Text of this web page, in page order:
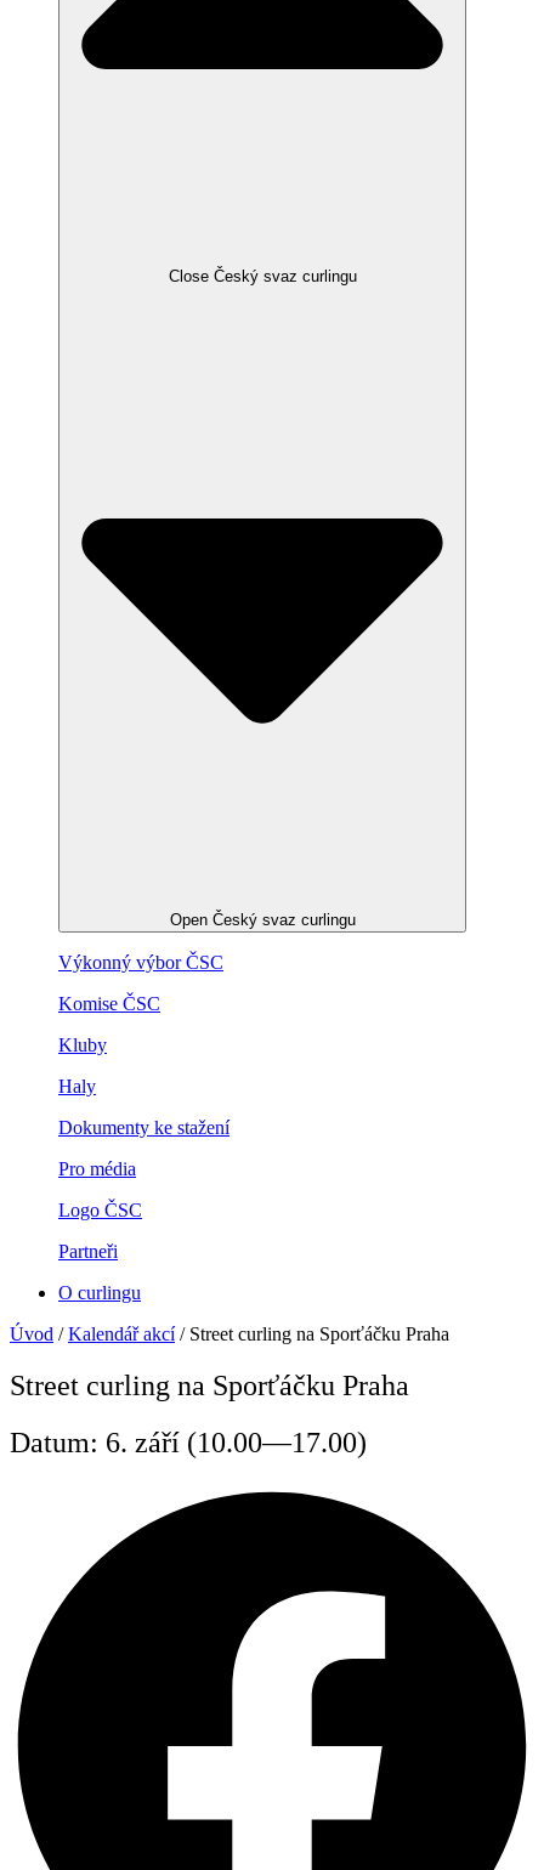
Close Český svaz curlingu
Open Český svaz curlingu
Výkonný výbor ČSC
Komise ČSC
Kluby
Haly
Dokumenty ke stažení
Pro média
Logo ČSC
Partneři
O curlingu
Úvod /Kalendář akcí/ Street curling na Sporťáčku Praha
Street curling na Sporťáčku Praha
Datum: 6. září (10.00—17.00)